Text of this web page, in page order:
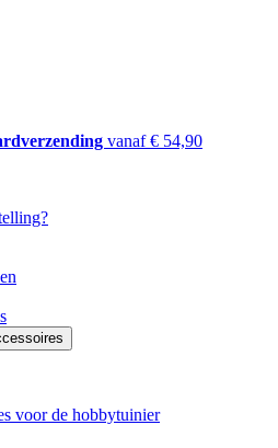
vanaf € 54,90
voor de hobbytuinier